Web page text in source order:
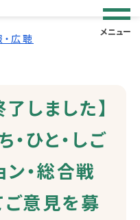
メニュー
広聴
しました】
ひと・しご
・総合戦
ご意見を募